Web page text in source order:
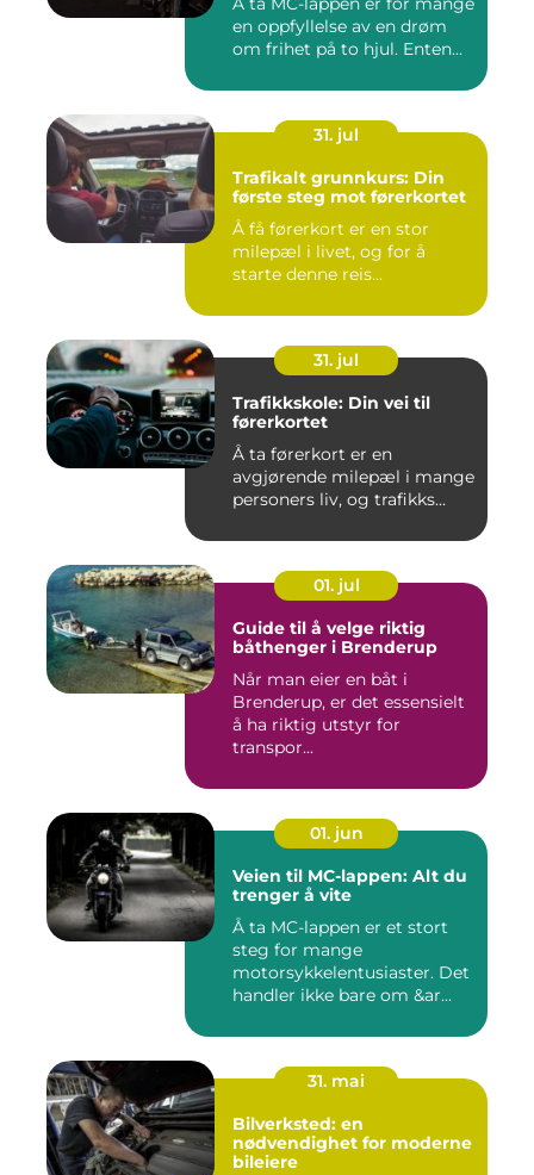
en oppfyllelse av en drøm
om frihet på to hjul. Enten...
31. jul
Trafikalt grunnkurs: Din
første steg mot førerkortet
Å få førerkort er en stor
milepæl i livet, og for å
starte denne reis...
31. jul
Trafikkskole: Din vei til
førerkortet
Å ta førerkort er en
avgjørende milepæl i mange
personers liv, og trafikks...
01. jul
Guide til å velge riktig
båthenger i Brenderup
Når man eier en båt i
Brenderup, er det essensielt
å ha riktig utstyr for
transpor...
01. jun
Veien til MC-lappen: Alt du
trenger å vite
Å ta MC-lappen er et stort
steg for mange
motorsykkelentusiaster. Det
handler ikke bare om &ar...
31. mai
Bilverksted: en
nødvendighet for moderne
bileiere